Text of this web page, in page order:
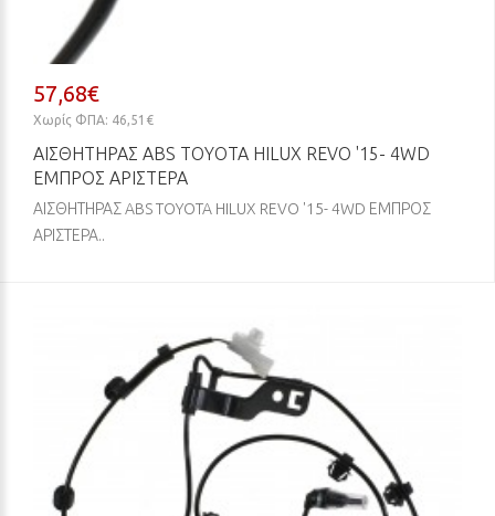
57,68€
Χωρίς ΦΠΑ: 46,51€
ΑΙΣΘΗΤΗΡΑΣ ABS TOYOTA HILUX REVO '15- 4WD
ΕΜΠΡΟΣ ΑΡΙΣΤΕΡΑ
ΑΙΣΘΗΤΗΡΑΣ ABS TOYOTA HILUX REVO '15- 4WD ΕΜΠΡΟΣ
ΑΡΙΣΤΕΡΑ..